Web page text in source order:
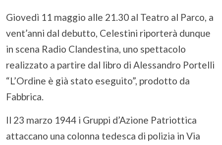
Giovedì 11 maggio alle 21.30 al Teatro al Parco, a
vent’anni dal debutto, Celestini riporterà dunque
in scena Radio Clandestina, uno spettacolo
realizzato a partire dal libro di Alessandro Portelli
“L’Ordine è già stato eseguito”, prodotto da
Fabbrica.
Il 23 marzo 1944 i Gruppi d’Azione Patriottica
attaccano una colonna tedesca di polizia in Via